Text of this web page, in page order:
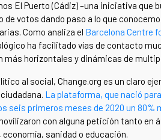
El Puerto (Cádiz) –una iniciativa que
de votos dando paso a lo que
Como analiza el Barcelona Centre
ha facilitado vías de contacto
más horizontales y dinámicas de
al social, Change.org es un claro
La plataforma, que nació
seis primeros meses de 2020 un 80%
con alguna petición tanto en
sanidad o educación.